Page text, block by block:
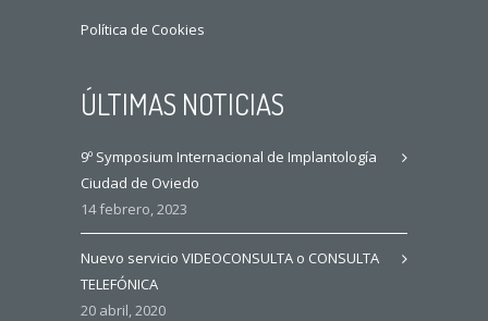
Política de Cookies
ÚLTIMAS NOTICIAS
9º Symposium Internacional de Implantología
Ciudad de Oviedo
14 febrero, 2023
Nuevo servicio VIDEOCONSULTA o CONSULTA
TELEFÓNICA
20 abril, 2020